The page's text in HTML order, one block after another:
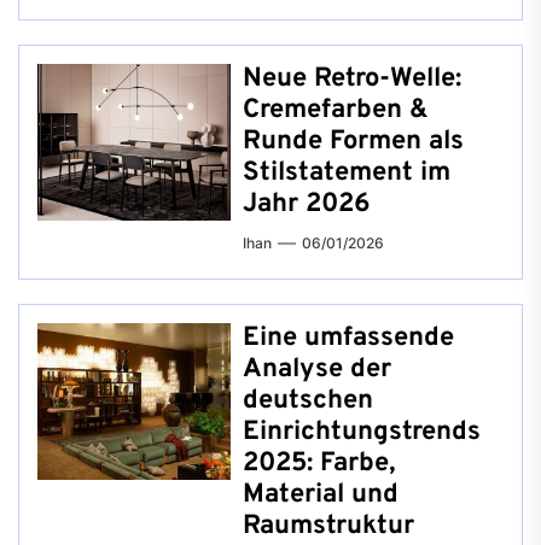
Neue Retro-Welle:
Cremefarben &
Runde Formen als
Stilstatement im
Jahr 2026
Ihan 06/01/2026
Eine umfassende
Analyse der
deutschen
Einrichtungstrends
2025: Farbe,
Material und
Raumstruktur